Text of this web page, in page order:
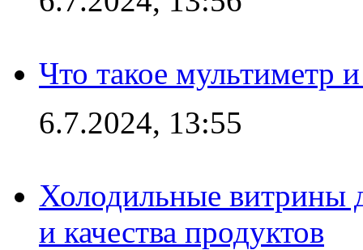
Что такое мультиметр
6.7.2024, 13:55
Холодильные витрины
и качества продуктов